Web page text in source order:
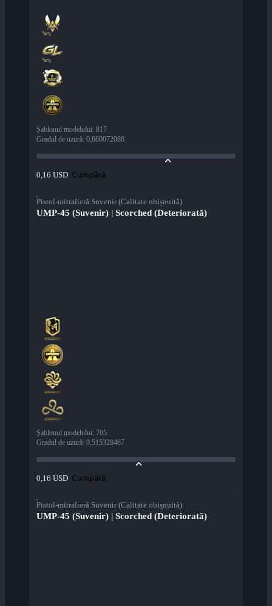
Șablonul modelului: 817
Gradul de uzură: 0,660072088
0,16 USD Cumpără
Pistol-mitralieră Suvenir (Calitate obișnuită)
UMP-45 (Suvenir) | Scorched (Deteriorată)
Șablonul modelului: 705
Gradul de uzură: 0,515328467
0,16 USD Cumpără
Pistol-mitralieră Suvenir (Calitate obișnuită)
UMP-45 (Suvenir) | Scorched (Deteriorată)